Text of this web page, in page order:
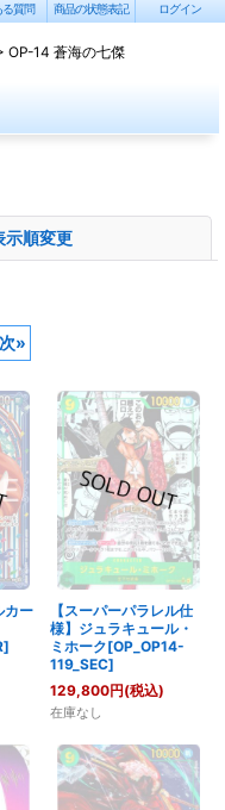
る質問 商品の状態表記 ログイン
OP-14 蒼海の七傑
示順変更
次»
カー
【スーパーパラレル仕
様】ジュラキュール・
ミホーク[OP_OP14-
119_SEC]
129,800円(税込)
在庫なし